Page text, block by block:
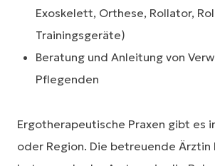
Exoskelett, Orthese, Rollator,
Trainingsgeräte)
Beratung und Anleitung von
Pflegenden
Ergotherapeutische Praxen gibt es
oder Region. Die betreuende Ärztin